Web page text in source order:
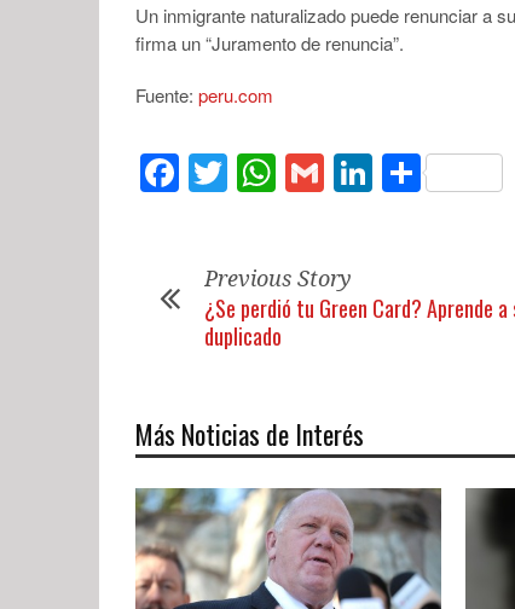
Un inmigrante naturalizado puede renunciar a
firma un “Juramento de renuncia”.
Fuente: peru.com
Facebook
Twitter
WhatsApp
GmailLinkedIn
Previous Story
¿Se perdió tu Green Card? Aprende
duplicado
Más Noticias de Interés